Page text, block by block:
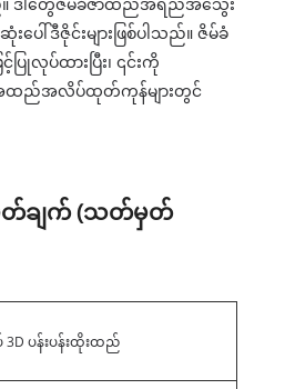
ဒါတွေဇိမ်ခံဇာထည်အရည်အသွေး
ပေါ်ဒီဇိုင်းများဖြစ်ပါသည်။ ဇိမ်ခံ
ပြုလုပ်ထားပြီး၊ ၎င်းကို
ထည်အလိပ်ထုတ်ကုန်များတွင်
ချက် (သတ်မှတ်
ပန်းပန်းထိုးထည်